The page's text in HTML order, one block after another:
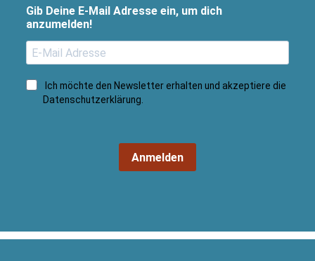
Gib Deine E-Mail Adresse ein, um dich
anzumelden!
Ich möchte den Newsletter erhalten und akzeptiere die
Datenschutzerklärung
Anmelden